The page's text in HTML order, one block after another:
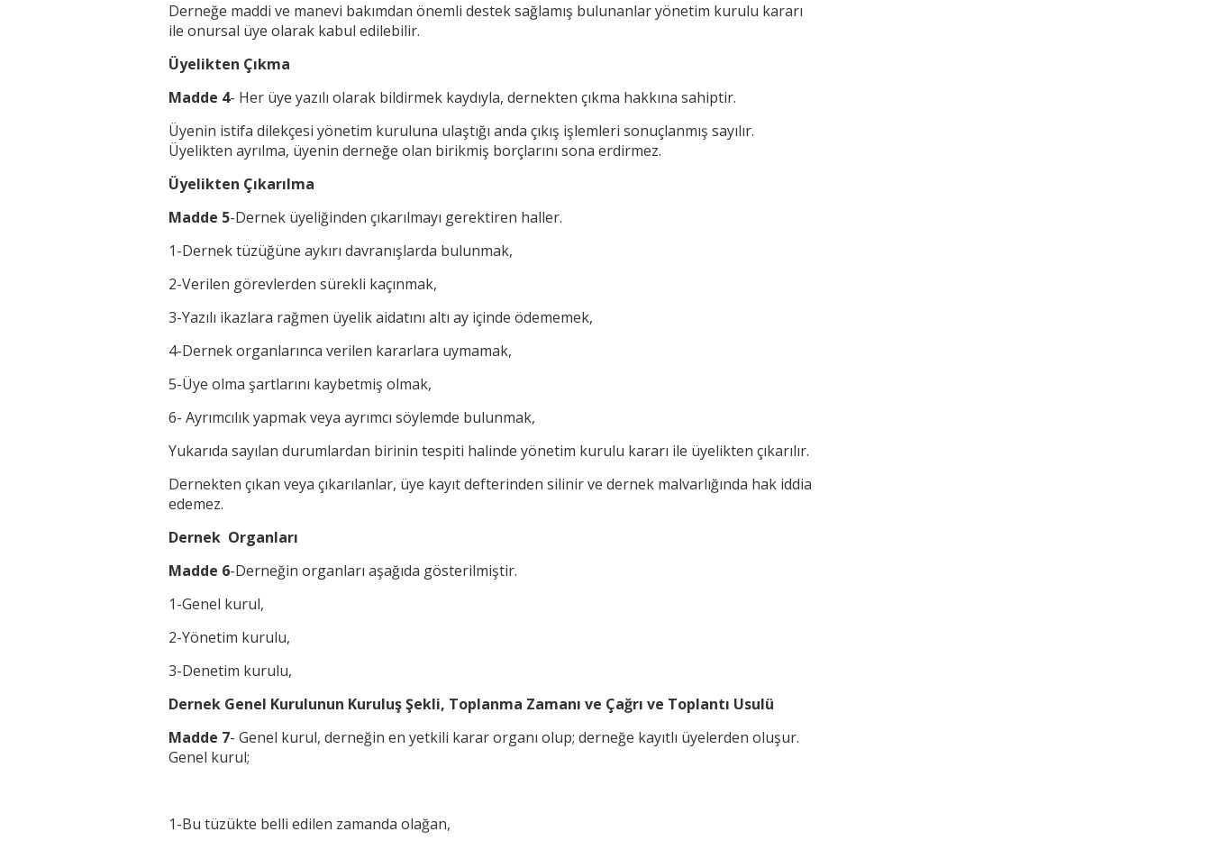
Derneğe maddi ve manevi bakımdan önemli destek sağlamış bulunanlar yönetim kurulu kararı
ile onursal üye olarak kabul edilebilir.
Üyelikten Çıkma
Madde 4- Her üye yazılı olarak bildirmek kaydıyla, dernekten çıkma hakkına sahiptir.
Üyenin istifa dilekçesi yönetim kuruluna ulaştığı anda çıkış işlemleri sonuçlanmış sayılır.
Üyelikten ayrılma, üyenin derneğe olan birikmiş borçlarını sona erdirmez.
Üyelikten Çıkarılma
Madde 5-Dernek üyeliğinden çıkarılmayı gerektiren haller.
1-Dernek tüzüğüne aykırı davranışlarda bulunmak,
2-Verilen görevlerden sürekli kaçınmak,
3-Yazılı ikazlara rağmen üyelik aidatını altı ay içinde ödememek,
4-Dernek organlarınca verilen kararlara uymamak,
5-Üye olma şartlarını kaybetmiş olmak,
6- Ayrımcılık yapmak veya ayrımcı söylemde bulunmak,
Yukarıda sayılan durumlardan birinin tespiti halinde yönetim kurulu kararı ile üyelikten çıkarılır.
Dernekten çıkan veya çıkarılanlar, üye kayıt defterinden silinir ve dernek malvarlığında hak iddia
edemez.
Dernek Organları
Madde 6-Derneğin organları aşağıda gösterilmiştir.
1-Genel kurul,
2-Yönetim kurulu,
3-Denetim kurulu,
Dernek Genel Kurulunun Kuruluş Şekli, Toplanma Zamanı ve Çağrı ve Toplantı Usulü
Madde 7- Genel kurul, derneğin en yetkili karar organı olup; derneğe kayıtlı üyelerden oluşur.
Genel kurul;
1-Bu tüzükte belli edilen zamanda olağan,